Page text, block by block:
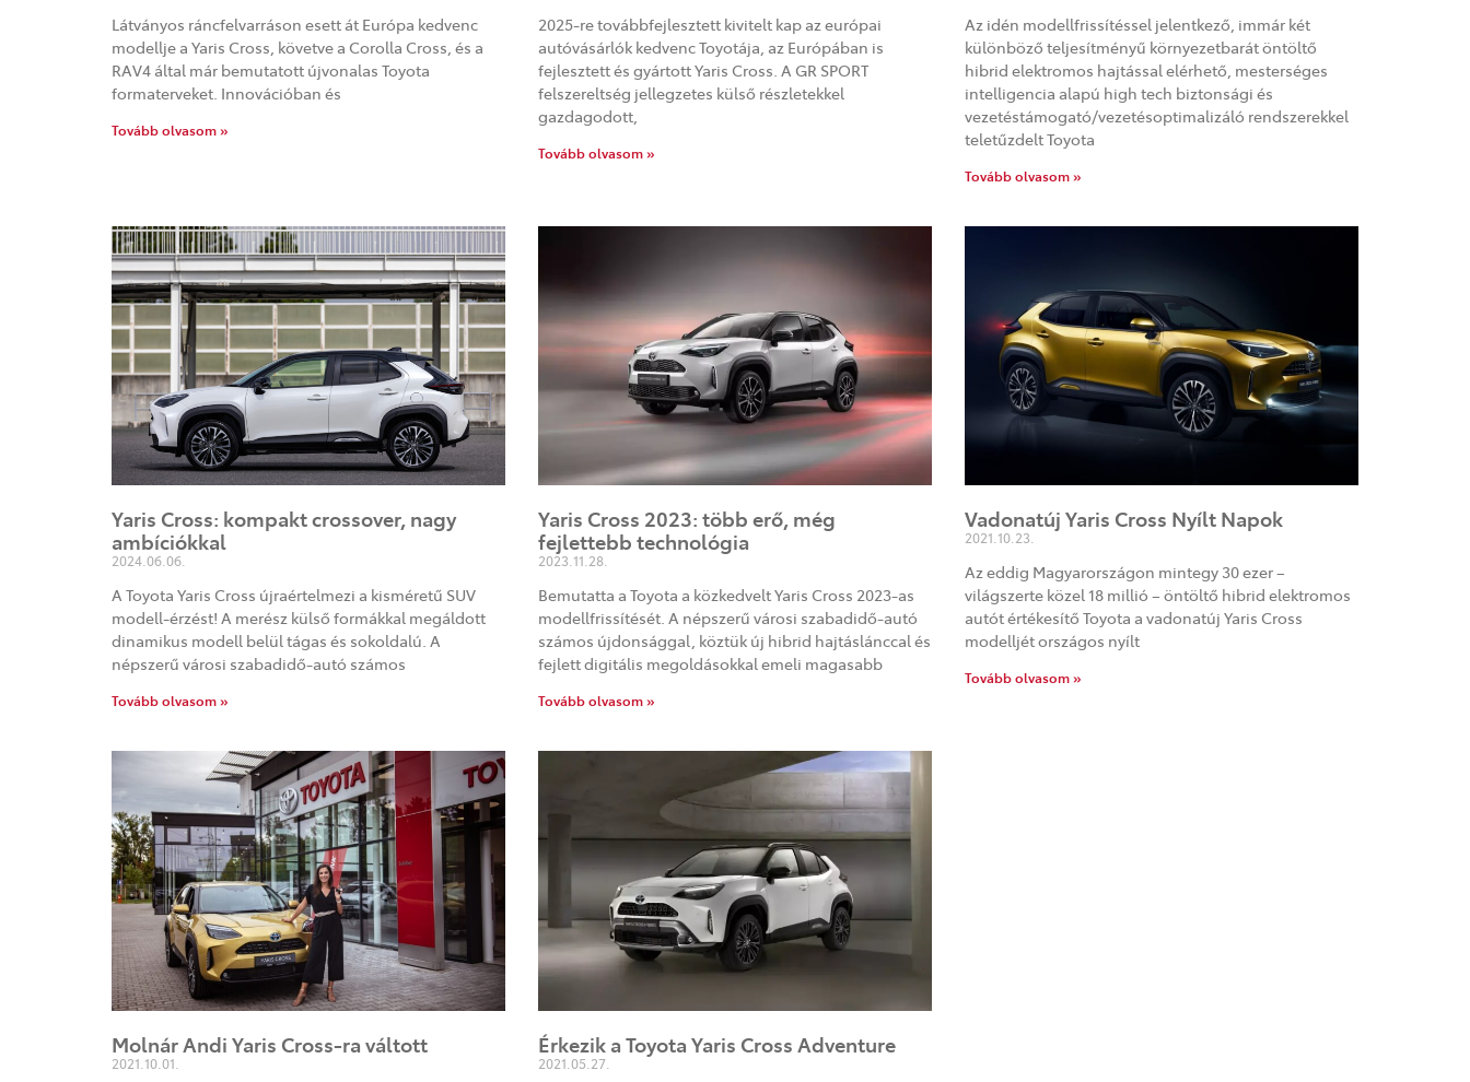
Látványos ráncfelvarráson esett át Európa kedvenc
modellje a Yaris Cross, követve a Corolla Cross, és a
RAV4 által már bemutatott újvonalas Toyota
formaterveket. Innovációban és
Tovább olvasom »
2025-re továbbfejlesztett kivitelt kap az európai
autóvásárlók kedvenc Toyotája, az Európában is
fejlesztett és gyártott Yaris Cross. A GR SPORT
felszereltség jellegzetes külső részletekkel
gazdagodott,
Tovább olvasom »
Az idén modellfrissítéssel jelentkező, immár két
különböző teljesítményű környezetbarát öntöltő
hibrid elektromos hajtással elérhető, mesterséges
intelligencia alapú high tech biztonsági és
vezetéstámogató/vezetésoptimalizáló rendszerekkel
teletűzdelt Toyota
Tovább olvasom »
Yaris Cross: kompakt crossover, nagy
ambíciókkal
2024.06.06.
A Toyota Yaris Cross újraértelmezi a kisméretű SUV
modell-érzést! A merész külső formákkal megáldott
dinamikus modell belül tágas és sokoldalú. A
népszerű városi szabadidő-autó számos
Tovább olvasom »
Yaris Cross 2023: több erő, még
fejlettebb technológia
2023.11.28.
Bemutatta a Toyota a közkedvelt Yaris Cross 2023-as
modellfrissítését. A népszerű városi szabadidő-autó
számos újdonsággal, köztük új hibrid hajtáslánccal és
fejlett digitális megoldásokkal emeli magasabb
Tovább olvasom »
Vadonatúj Yaris Cross Nyílt Napok
2021.10.23.
Az eddig Magyarországon mintegy 30 ezer –
világszerte közel 18 millió – öntöltő hibrid elektromos
autót értékesítő Toyota a vadonatúj Yaris Cross
modelljét országos nyílt
Tovább olvasom »
Molnár Andi Yaris Cross-ra váltott
2021.10.01.
Érkezik a Toyota Yaris Cross Adventure
2021.05.27.